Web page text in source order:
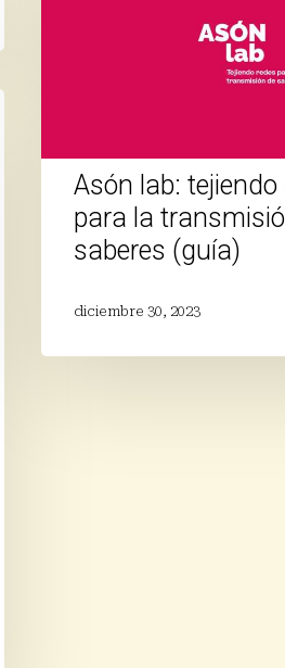
(guía)
Asón lab: tejiendo
para la
saberes (guía)
diciembre 30, 2023